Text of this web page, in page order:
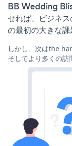
BB Wedding
せれば、ビジネ
の最初の大きな
しかし、次はthe
そしてより多くの訪